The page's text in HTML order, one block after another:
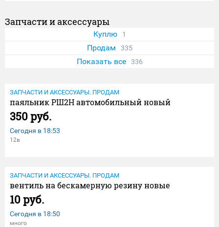
Запчасти и аксессуары
Куплю 1
Продам 335
Показать все 336
ЗАПЧАСТИ И АКСЕССУАРЫ. ПРОДАМ
паяльник РШ2Н автомобильный новый
350 руб.
Сегодня в 18:53
12в
ЗАПЧАСТИ И АКСЕССУАРЫ. ПРОДАМ
вентиль на бескамерную резину новые
10 руб.
Сегодня в 18:50
много